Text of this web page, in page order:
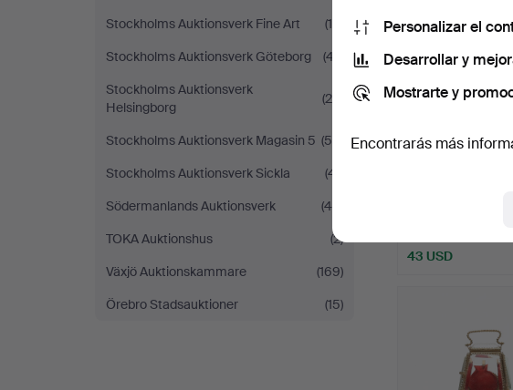
Stockholms Auktionsverk Fine Art
(14)
Stockholms Auktionsverk Göteborg
(47)
Stockholms Auktionsverk
Helsingborg
(29)
Stockholms Auktionsverk Magasin 5 (54)
Stockholms Auktionsverk Sickla
(41)
Södermanlands Auktionsverk
(48)
TOKA Auktionshus
(2)
Växjö Auktionskammare
(169)
Örebro Stadsauktioner
(15)
43 USD
Personalizar el
Desarrollar y
Mostrarte y
Encontrarás más